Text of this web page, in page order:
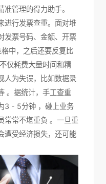
管理的得力助手。
进行发票查重。面对堆
发票号码、金额、开票
中，之后还要反复比
仅耗费大量时间和精
人为失误，比如数据录
。据统计，手工查重
3 - 5分钟 ，碰上业务
常常不堪重负 。一旦重
遭受经济损失，还可能